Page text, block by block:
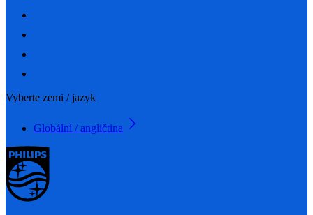
Vyberte zemi / jazyk
Globální / angličtina